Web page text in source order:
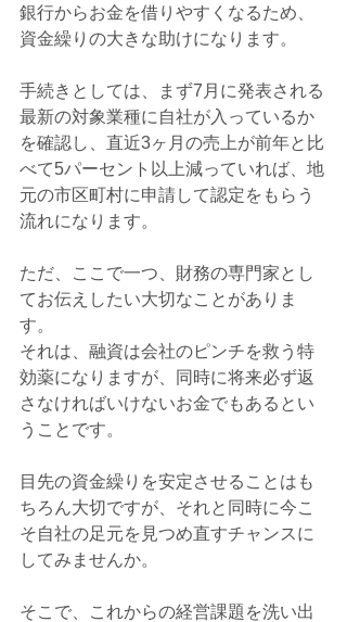
銀行からお金を借りやすくなるため、
資金繰りの大きな助けになります。
手続きとしては、まず7月に発表される
最新の対象業種に自社が入っているか
を確認し、直近3ヶ月の売上が前年と比
べて5パーセント以上減っていれば、地
元の市区町村に申請して認定をもらう
流れになります。
ただ、ここで一つ、財務の専門家とし
てお伝えしたい大切なことがありま
す。
それは、融資は会社のピンチを救う特
効薬になりますが、同時に将来必ず返
さなければいけないお金でもあるとい
うことです。
目先の資金繰りを安定させることはも
ちろん大切ですが、それと同時に今こ
そ自社の足元を見つめ直すチャンスに
してみませんか。
そこで、これからの経営課題を洗い出